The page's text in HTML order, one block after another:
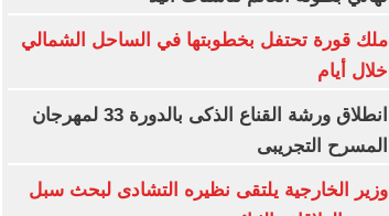
ملك قورة تحتفل بخطوبتها في الساحل الشمالي
خلال أيام
انطلاق ورشة القناع الذكى بالدورة 33 لمهرجان
المسرح التجريبى
وزير الخارجية يلتقى نظيره التشادى لبحث سبل